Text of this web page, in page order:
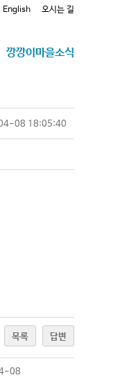
English 오시는 길
깡깡이마을소식
08 18:05:40
목록 답변
08